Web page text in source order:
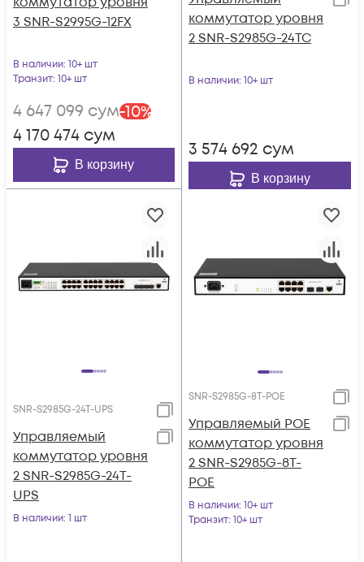
3 SNR-S2995G-12FX
В наличии: 10+ шт
Транзит: 10+ шт
4 647 099 сум-10%
4 170 474 сум
В корзину
коммутатор уровня
2 SNR-S2985G-24TC
В наличии: 10+ шт
3 574 692 сум
В корзину
SNR-S2985G-24T-UPS
Управляемый
коммутатор уровня
2 SNR-S2985G-24T-
UPS
В наличии: 1 шт
SNR-S2985G-8T-POE
Управляемый POE
коммутатор уровня
2 SNR-S2985G-8T-
POE
В наличии: 10+ шт
Транзит: 10+ шт